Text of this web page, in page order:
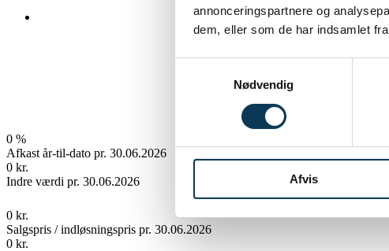
annonceringspartnere og
dem, eller som de har indsamlet
Nødvendig
Afvis
0 %
Afkast år-til-dato pr. 30.06.2026
0 kr.
Indre værdi pr. 30.06.2026
0 kr.
Salgspris / indløsningspris pr. 30.06.2026
0 kr.